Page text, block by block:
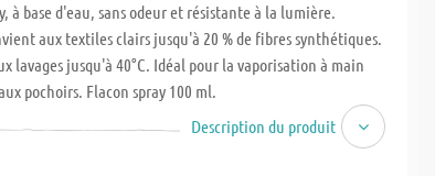
à base d'eau, sans odeur et résistante à la lumière.
aux textiles clairs jusqu'à 20 % de fibres synthétiques.
lavages jusqu'à 40°C. Idéal pour la vaporisation à main
pochoirs. Flacon spray 100 ml.
Description du produit